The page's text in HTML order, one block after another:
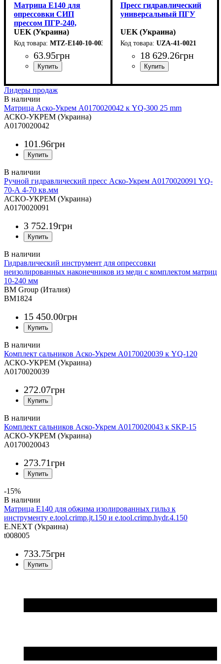
Матрица E140 для
опрессовки СИП
прессом ПГР-240,
UEK (Украина)
MTZ-E140-10-003
63.95грн
Пресс гидравлический
универсальный ПГУ
UEK (Украина)
UZA-41-0021
18 629.26грн
Лидеры продаж
Матрица Аско-Укрем A0170020042 к YQ-300 25 mm
АСКО-УКРЕМ (Украина)
A0170020042
101.96грн
Ручной гидравлический пресс Аско-Укрем A0170020091 YQ-
70-А 4-70 кв.мм
АСКО-УКРЕМ (Украина)
A0170020091
3 752.19грн
Гидравлический инструмент для опрессовки
неизолированных наконечников из меди с комплектом матриц
10-240 мм
BM Group (Италия)
BM1824
15 450.00грн
Комплект сальников Аско-Укрем A0170020039 к YQ-120
АСКО-УКРЕМ (Украина)
A0170020039
272.07грн
Комплект сальников Аско-Укрем A0170020043 к SKP-15
АСКО-УКРЕМ (Украина)
A0170020043
273.71грн
-15%
Матрица Е140 для обжима изолированных гильз к
инструменту e.tool.crimp.jt.150 и e.tool.crimp.hydr.4.150
E.NEXT (Украина)
t008005
733.75грн